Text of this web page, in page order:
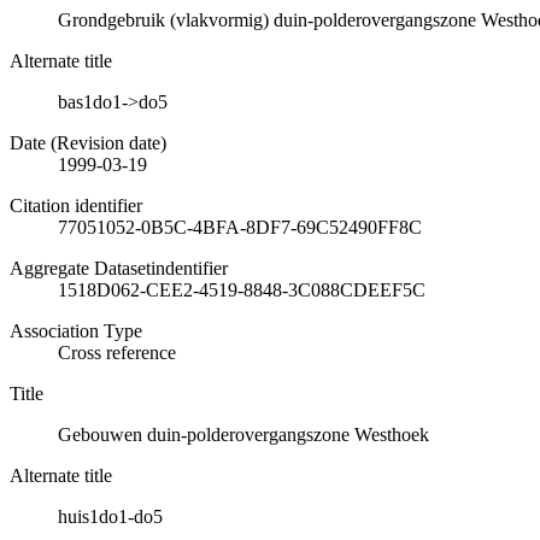
Grondgebruik (vlakvormig) duin-polderovergangszone
Alternate title
bas1do1->do5
Date (Revision date)
1999-03-19
Citation identifier
77051052-0B5C-4BFA-8DF7-69C52490FF8C
Aggregate Datasetindentifier
1518D062-CEE2-4519-8848-3C088CDEEF5C
Association Type
Cross reference
Title
Gebouwen duin-polderovergangszone Westhoek
Alternate title
huis1do1-do5